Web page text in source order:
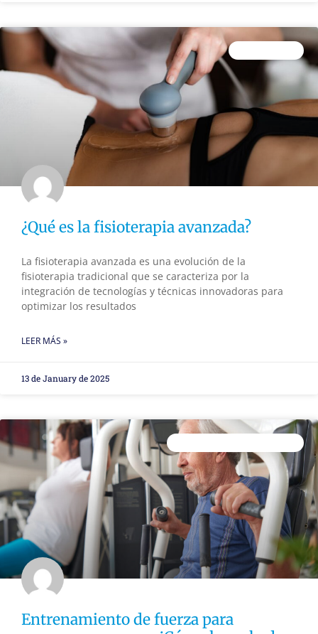
¿Qué es la fisioterapia avanzada?
La fisioterapia avanzada es una evolución de la
fisioterapia tradicional que se caracteriza por la
integración de tecnologías y técnicas innovadoras para
optimizar los resultados
LEER MÁS »
13 de January de 2025
Entrenamiento de fuerza para